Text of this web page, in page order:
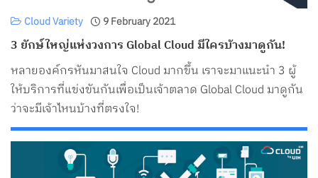
9 February 2021
Cloud Variety
3 ยักษ์ใหญ่แห่งวงการ Global Cloud มีใครบ้างมาดูกัน!
หลายองค์กรหันมาสนใจ Cloud มากขึ้น เราจะมาแนะนำ 3 ผู้
ให้บริการที่แข่งขันกันเพื่อเป็นเจ้าตลาด Global Cloud มาดูกัน
ว่าจะมีเจ้าไหนบ้างที่ตรงใจ!